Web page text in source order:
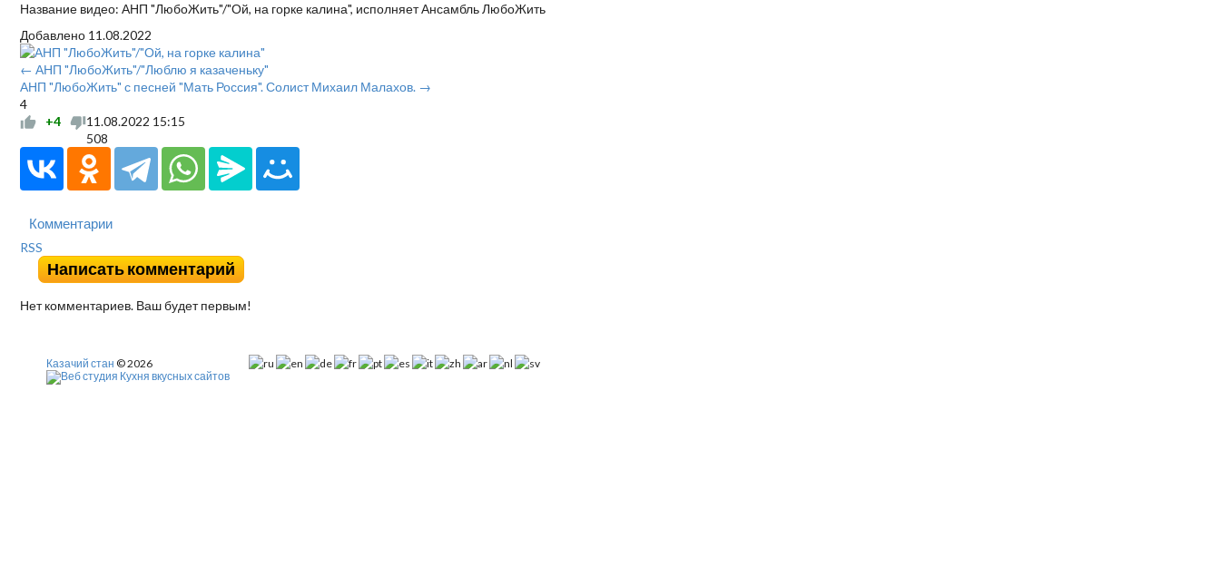
Название видео: АНП "ЛюбоЖить"/"Ой, на горке калина", исполняет Ансамбль ЛюбоЖить
Добавлено 11.08.2022
← АНП "ЛюбоЖить"/"Люблю я казаченьку"
АНП "ЛюбоЖить" с песней "Мать Россия". Солист Михаил Малахов. →
4
+4
11.08.2022 15:15
508
Комментарии
RSS
Написать комментарий
Нет комментариев. Ваш будет первым!
Казачий стан © 2026